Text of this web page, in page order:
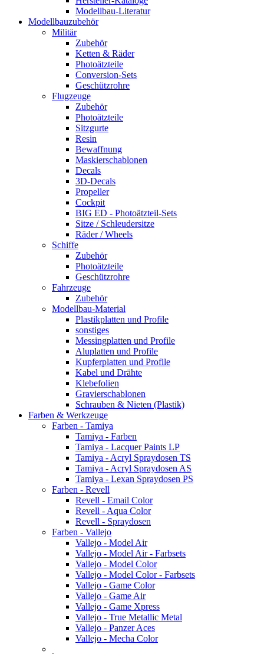
Modellbau-Literatur
Modellbauzubehör
Militär
Zubehör
Ketten & Räder
Photoätzteile
Conversion-Sets
Geschützrohre
Flugzeuge
Zubehör
Photoätzteile
Sitzgurte
Resin
Bewaffnung
Maskierschablonen
Decals
3D-Decals
Propeller
Cockpit
BIG ED - Photoätzteil-Sets
Sitze / Schleudersitze
Räder / Wheels
Schiffe
Zubehör
Photoätzteile
Geschützrohre
Fahrzeuge
Zubehör
Modellbau-Material
Plastikplatten und Profile
sonstiges
Messingplatten und Profile
Aluplatten und Profile
Kupferplatten und Profile
Kabel und Drähte
Klebefolien
Gravierschablonen
Schrauben & Nieten (Plastik)
Farben & Werkzeuge
Farben - Tamiya
Tamiya - Farben
Tamiya - Lacquer Paints LP
Tamiya - Acryl Spraydosen TS
Tamiya - Acryl Spraydosen AS
Tamiya - Lexan Spraydosen PS
Farben - Revell
Revell - Email Color
Revell - Aqua Color
Revell - Spraydosen
Farben - Vallejo
Vallejo - Model Air
Vallejo - Model Air - Farbsets
Vallejo - Model Color
Vallejo - Model Color - Farbsets
Vallejo - Game Color
Vallejo - Game Air
Vallejo - Game Xpress
Vallejo - True Metallic Metal
Vallejo - Panzer Aces
Vallejo - Mecha Color